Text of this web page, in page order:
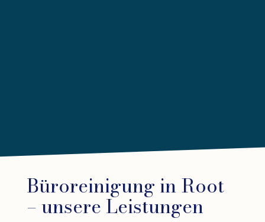
Büroreinigung in Root
– unsere Leistungen